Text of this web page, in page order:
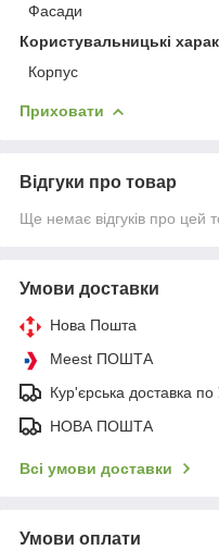
Фасади
Користувальницькі
Корпус
Приховати
Відгуки про товар
Ще немає відгуків про цей
Умови доставки
Нова Пошта
Meest ПОШТА
Кур'єрська доставка по
НОВА ПОШТА
Всі умови доставки
Умови оплати